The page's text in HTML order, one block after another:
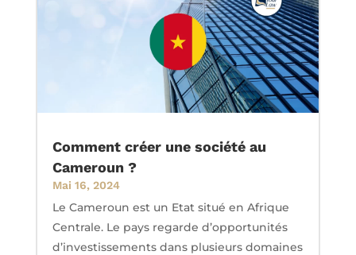
Comment créer une société au
Cameroun ?
Mai 16, 2024
Le Cameroun est un Etat situé en Afrique
Centrale. Le pays regarde d’opportunités
d’investissements dans plusieurs domaines